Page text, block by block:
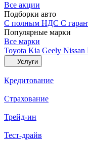
Все акции
Подборки авто
С полным НДС С
Популярные марки
Все марки
Toyota Kia Geely Nissan
Услуги
Кредитование
Страхование
Трейд-ин
Тест-драйв